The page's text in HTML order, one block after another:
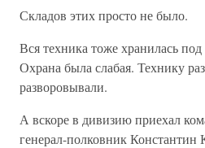
Складов этих просто не было.
Вся техника тоже хранилась
Охрана была слабая. Технику
разворовывали.
А вскоре в дивизию приехал
генерал-полковник Константин